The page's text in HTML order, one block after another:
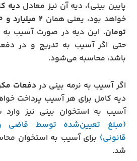
پایین بینی)، دیه آن نیز معادل دیه
خواهد بود، یعنی همان
تومان. این دیه در صورت آسیب به
حتی اگر آسیب به تدریج و در
باشد، محاسبه می‌شود.
اگر آسیب به نرمه بینی دردفعات
دیه کامل برای هر آسیب پرداخت
آسیب به استخوان بینی نیز
(مبلغ تعیین‌شده توسط قاضی
قانونی) برای آسیب به استخوان
شد.